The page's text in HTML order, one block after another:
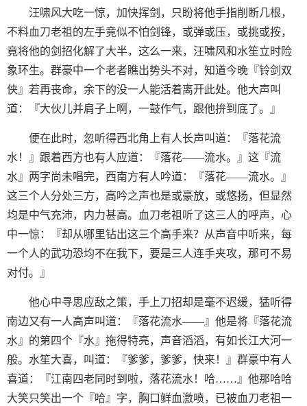
汪啸风大吃一惊，加快挥剑，只盼将他手指削断几根，
不料血刀老祖的左手竟似不怕剑锋，或弹或压，或挑或按，
竟将他的剑招化解了大半，这么一来，汪啸风和水笙立时险
象环生。群豪中一个老者瞧出势头不对，知道今晚『铃剑双
侠』若再丧命，余下的没一人能活着离开此处。他大声叫
道：『大伙儿并肩子上啊，一鼓作气，跟他拚到底了。』
便在此时，忽听得西北角上有人长声叫道：『落花流
水！』跟着西方也有人应道：『落花——流水。』这『流
水』两字尚未唱完，西南方有人吟道：『落花——流水。』
这三个人分处三方，高吟之声也是或豪放，或悠扬，但显然
均是中气充沛，内力甚高。血刀老祖听了这三人的呼声，心
中一惊：『却从哪里钻出这三个高手来？从声音中听来，每
一个人的武功恐均不在我下，要是三人连手夹攻，那可不易
对付。』
他心中寻思应敌之策，手上刀招却是毫不迟缓，猛听得
南边又有一人高声叫道：『落花流水——』他是将『落花流
水』的第四个『水』拖得特亮，声音滔滔，有如长江大河一
般。水笙大喜，叫道：『爹爹，爹爹，快来！』群豪中有人
喜道：『江南四老同时到啦，落花流水！哈……』他那哈哈
大笑只笑出一个『哈』字，胸口鲜血激喷，已被血刀老祖一